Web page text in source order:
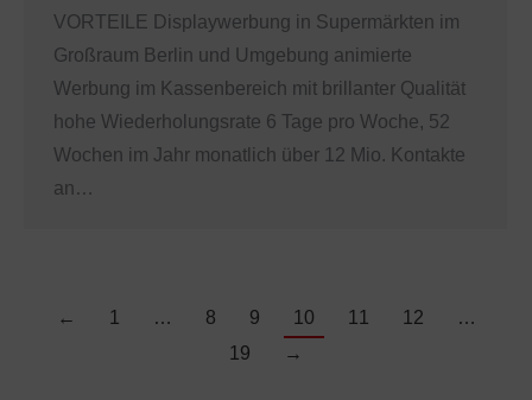
VORTEILE Displaywerbung in Supermärkten im
Großraum Berlin und Umgebung animierte
Werbung im Kassenbereich mit brillanter Qualität
hohe Wiederholungsrate 6 Tage pro Woche, 52
Wochen im Jahr monatlich über 12 Mio. Kontakte
an…
← 1 … 8 9 10 11 12
…
19
→